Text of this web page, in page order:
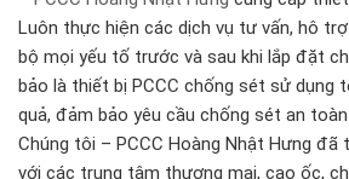
Luôn thực hiện các dịch vụ tư vấn, hô
bộ mọi yếu tố trước và sau khi lắp đặt
bảo là thiết bị PCCC chống sét sử dụng
quả, đảm bảo yêu cầu chống sét an
Chúng tôi – PCCC Hoàng Nhật Hưng đã
với các trung tâm thương mại, cao ốc,